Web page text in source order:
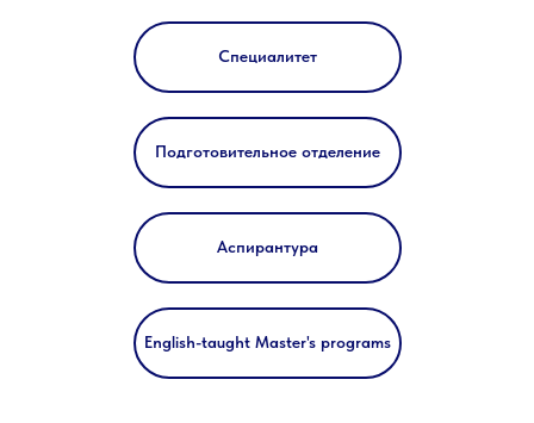
Подготовительное отделение
English-taught Master's programs
Аспирантура
Специалитет